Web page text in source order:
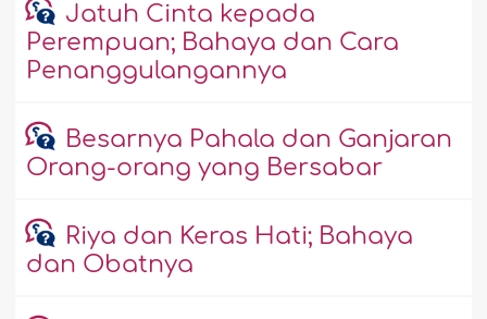
Jatuh Cinta kepada
Perempuan; Bahaya dan Cara
Penanggulangannya
Besarnya Pahala dan Ganjaran
Orang-orang yang Bersabar
Riya dan Keras Hati; Bahaya
dan Obatnya